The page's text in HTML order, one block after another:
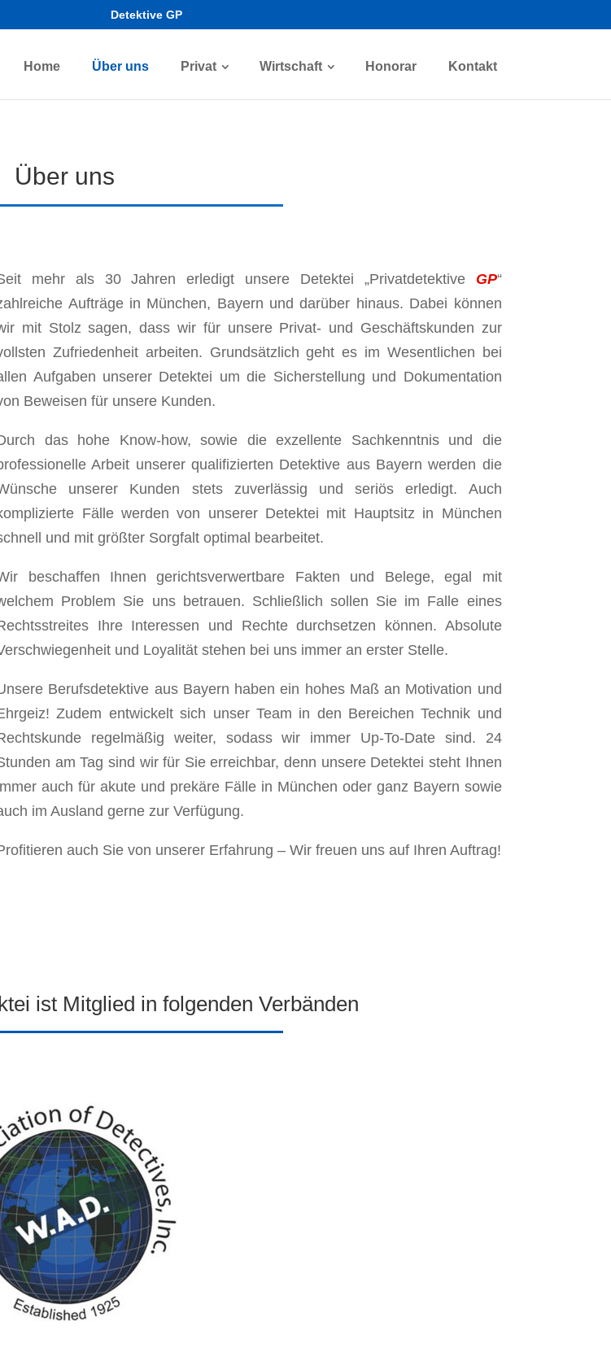
Detektive GP
Home Über uns Privat Wirtschaft Honorar Kontakt
Über uns
mehr als 30 Jahren erledigt unsere Detektei „Privatdetektive GP“
Aufträge in München, Bayern und darüber hinaus. Dabei können
mit Stolz sagen, dass wir für unsere Privat- und Geschäftskunden zur
Zufriedenheit arbeiten. Grundsätzlich geht es im Wesentlichen bei
Aufgaben unserer Detektei um die Sicherstellung und Dokumentation
Beweisen für unsere Kunden.
das hohe Know-how, sowie die exzellente Sachkenntnis und die
Arbeit unserer qualifizierten Detektive aus Bayern werden die
unserer Kunden stets zuverlässig und seriös erledigt. Auch
Fälle werden von unserer Detektei mit Hauptsitz in München
und mit größter Sorgfalt optimal bearbeitet.
beschaffen Ihnen gerichtsverwertbare Fakten und Belege, egal mit
Problem Sie uns betrauen. Schließlich sollen Sie im Falle eines
Ihre Interessen und Rechte durchsetzen können. Absolute
und Loyalität stehen bei uns immer an erster Stelle.
Berufsdetektive aus Bayern haben ein hohes Maß an Motivation und
Zudem entwickelt sich unser Team in den Bereichen Technik und
regelmäßig weiter, sodass wir immer Up-To-Date sind. 24
am Tag sind wir für Sie erreichbar, denn unsere Detektei steht Ihnen
auch für akute und prekäre Fälle in München oder ganz Bayern sowie
im Ausland gerne zur Verfügung.
auch Sie von unserer Erfahrung – Wir freuen uns auf Ihren Auftrag!
ist Mitglied in folgenden Verbänden